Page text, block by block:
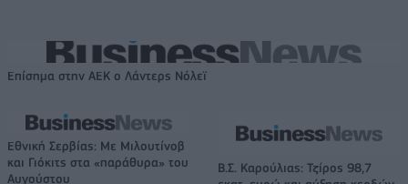
Επίσημα στην ΑΕΚ ο Λάντερς Νόλεϊ
Εθνική Σερβίας: Με Μιλουτίνοβ
και Γιόκιτς στα «παράθυρα» του
Αυγούστου
Β.Σ. Καρούλιας: Τζίρος 98,7